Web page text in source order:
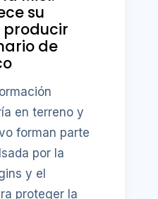
su
de
en terreno y
forman parte
por la
y el
proteger la